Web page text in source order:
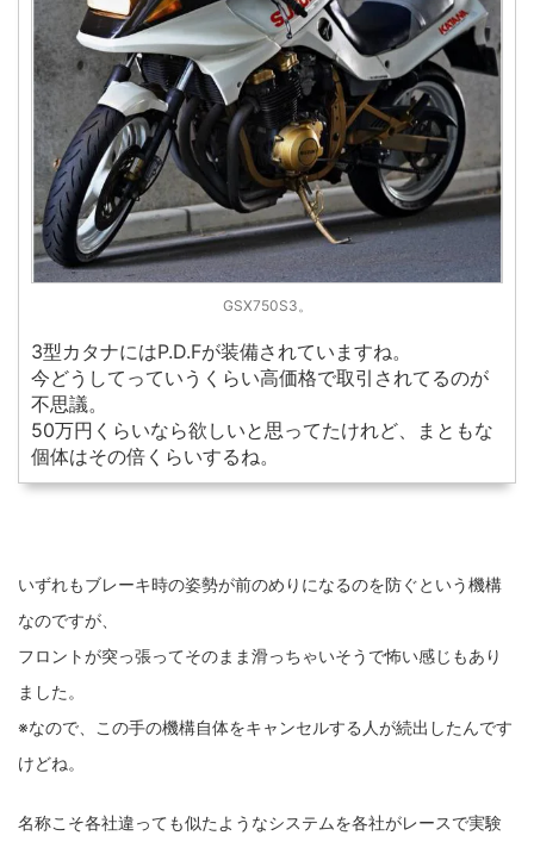
GSX750S3。
3型カタナにはP.D.Fが装備されていますね。
今どうしてっていうくらい高価格で取引されてるのが
不思議。
50万円くらいなら欲しいと思ってたけれど、まともな
個体はその倍くらいするね。
いずれもブレーキ時の姿勢が前のめりになるのを防ぐという機構
なのですが、
フロントが突っ張ってそのまま滑っちゃいそうで怖い感じもあり
ました。
※なので、この手の機構自体をキャンセルする人が続出したんです
けどね。
名称こそ各社違っても似たようなシステムを各社がレースで実験